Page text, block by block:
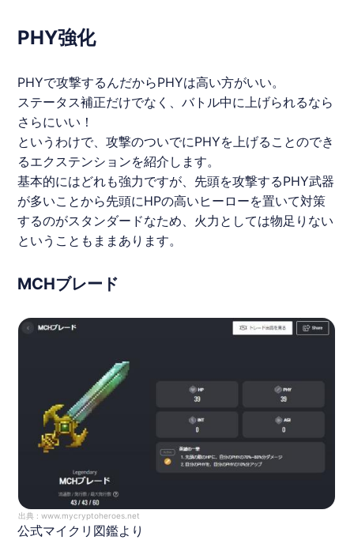
PHY強化
PHYで攻撃するんだからPHYは高い方がいい。
ステータス補正だけでなく、バトル中に上げられるなら
さらにいい！
というわけで、攻撃のついでにPHYを上げることのでき
るエクステンションを紹介します。
基本的にはどれも強力ですが、先頭を攻撃するPHY武器
が多いことから先頭にHPの高いヒーローを置いて対策
するのがスタンダードなため、火力としては物足りない
ということもままあります。
MCHブレード
出典 :www.mycryptoheroes.net
公式マイクリ図鑑より